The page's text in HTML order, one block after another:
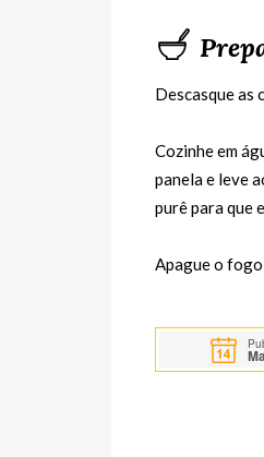
Descasque as
Cozinhe em
panela e leve
purê para que
Apague o fogo